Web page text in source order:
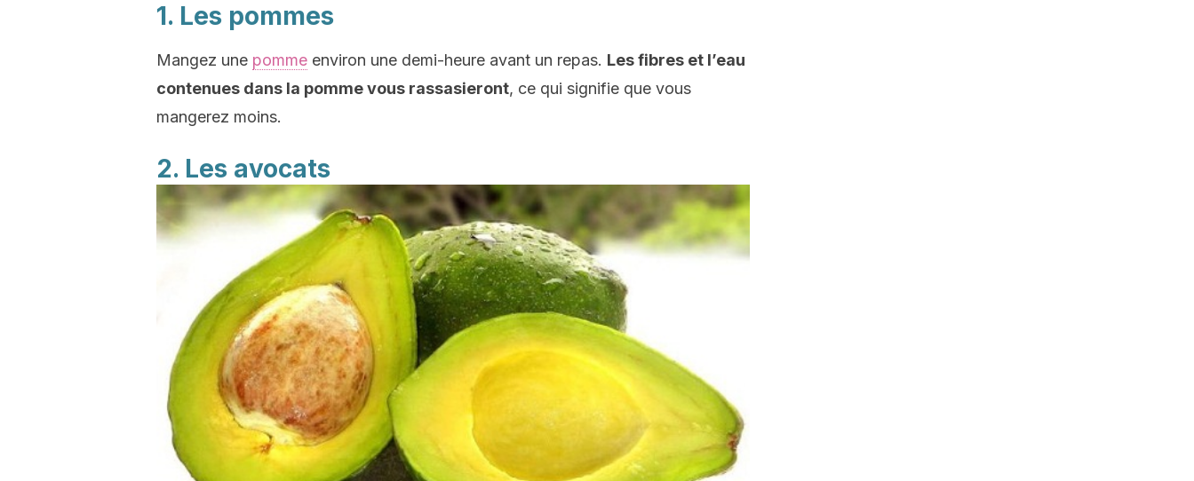
1. Les pommes
Mangez une pomme environ une demi-heure avant un repas. Les fibres et l’eau
contenues dans la pomme vous rassasieront, ce qui signifie que vous
mangerez moins.
2. Les avocats